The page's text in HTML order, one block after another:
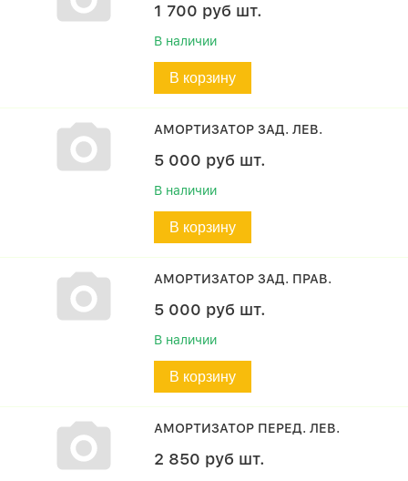
1 700 руб шт.
В наличии
В корзину
АМОРТИЗАТОР ЗАД. ЛЕВ.
5 000 руб шт.
В наличии
В корзину
АМОРТИЗАТОР ЗАД. ПРАВ.
5 000 руб шт.
В наличии
В корзину
АМОРТИЗАТОР ПЕРЕД. ЛЕВ.
2 850 руб шт.